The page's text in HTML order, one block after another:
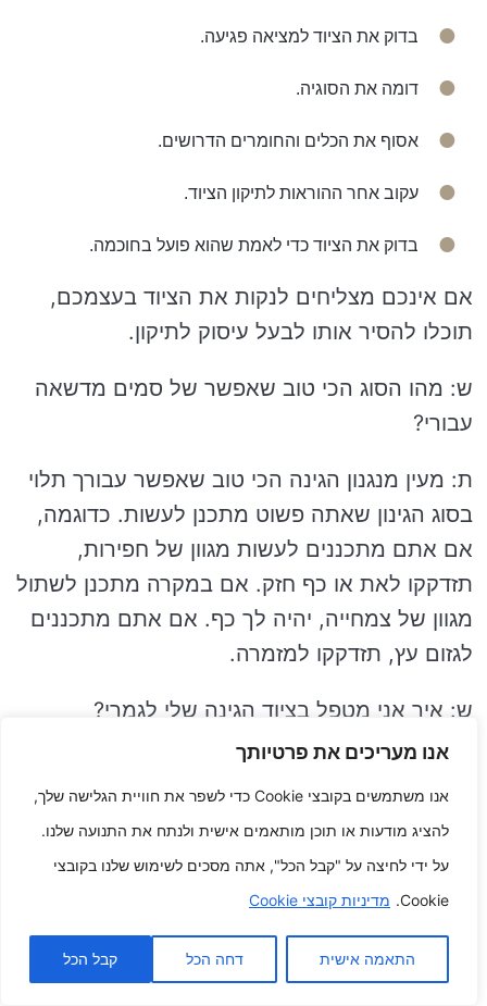
אנו מעריכים את פרטיותך
אנו משתמשים בקובצי Cookie כדי לשפר את חוויית הגלישה שלך,
להציג מודעות או תוכן מותאמים אישית ולנתח את התנועה שלנו.
על ידי לחיצה על "קבל הכל", אתה מסכים לשימוש שלנו בקובצי
Cookie. מדיניות קובצי Cookie
התאמה אישית דחה הכל קבל הכל
בדוק את הציוד למציאה פגיעה.
דומה את הסוגיה.
אסוף את הכלים והחומרים הדרושים.
עקוב אחר ההוראות לתיקון הציוד.
בדוק את הציוד כדי לאמת שהוא פועל בחוכמה.
אם אינכם מצליחים לנקות את הציוד בעצמכם,
תוכלו להסיר אותו לבעל עיסוק לתיקון.
ש: מהו הסוג הכי טוב שאפשר של סמים מדשאה
עבורי?
ת: מעין מנגנון הגינה הכי טוב שאפשר עבורך תלוי
בסוג הגינון שאתה פשוט מתכנן לעשות. כדוגמה,
אם אתם מתכננים לעשות מגוון של חפירות,
תזדקקו לאת או כף חזק. אם במקרה מתכנן לשתול
מגוון של צמחייה, יהיה לך כף. אם אתם מתכננים
לגזום עץ, תזדקקו למזמרה.
ש: איך אני מטפל בציוד הגינה שלי לגמרי?
ת: כדי להתמודד עם בציוד הגינה האינדיבידואלי
שלך, עליך לשטוף אותו לאחר כל נהיגה ולאחסן
אותו במקומו יבש. רווחי יכול אפילו לשמן ציוד
מתכתיים ללא הרף כדי לעצור מהם להחליד.
ת: בעת נהיגה בציוד מדשאה, עליך כל הזמן ללבוש